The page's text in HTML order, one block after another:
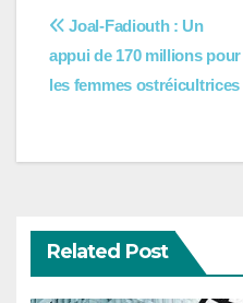
Navigation
de
Joal-Fadiouth : Un
appui de 170 millions pour
les femmes ostréicultrices
Related Post